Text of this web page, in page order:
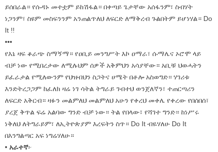
ይሰበራል። የሱዳኑ መተቷም ይከሽፋል። በቀጣይ ጌታቸው አሰፋንም፣ ስብሃት
ነጋንም፣ ስዩም መስፍንንም አንጠልጥለህ ለፍርድ ለማቅረብ ጉልበትም ይሆነሃል። Do
It !!
•••
የእኔ ዛፍ ቆራጭ ስማኝማ። የዐቢይ መንግሥት እኮ ዐማራ፣ ሱማሌና ኦሮሞ ላይ
ብቻ ነው የሚበረታው ለሚሉህም ሰዎች አቅምህን አሳያቸው። አቢቹ ህወሓትን
ይፈራታል የሚለውንም የህዝብህን ስጋትና ሀሜት በቶሎ አስወግድ። ሃገሪቱ
እንድትረጋጋም ከፈለክ ዛሬ ነገ ሳትል ትግራይ ገብተህ ወንጀለኛን፣ ተጠርጣሪን
ለፍርድ አቅርብ። ዛፉን መልምለህ መልምለህ አሁን የቀረህ መቀሌ የቀረው የበሰበሰ፣
ያረጀ ቅጥል ፍሬ አልባው ግንድ ብቻ ነው። ትል የበላው፣ የሻገተ ግንድ። ከነሥሩ
ነቅለህ ለትግራይም፣ ለኢትዮጵያም እረፍትን ስጥ። Do It ብዬሃለሁ Do It
በእንግልጣር አፍ ነግሬሃለሁ።
• አራተኛ፦